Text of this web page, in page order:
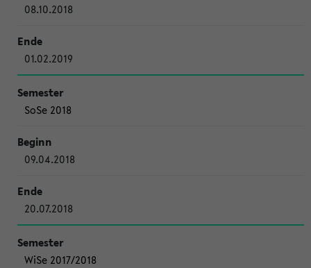
08.10.2018
01.02.2019
SoSe 2018
09.04.2018
20.07.2018
WiSe 2017/2018